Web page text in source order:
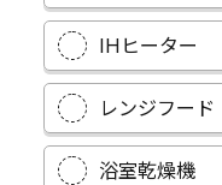
IHヒーター
レンジフード
浴室乾燥機